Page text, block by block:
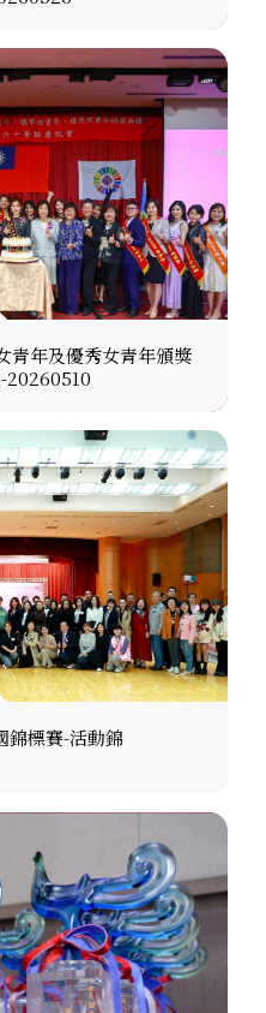
青年及優秀女青年頒獎
20260510
錦標賽-活動錦